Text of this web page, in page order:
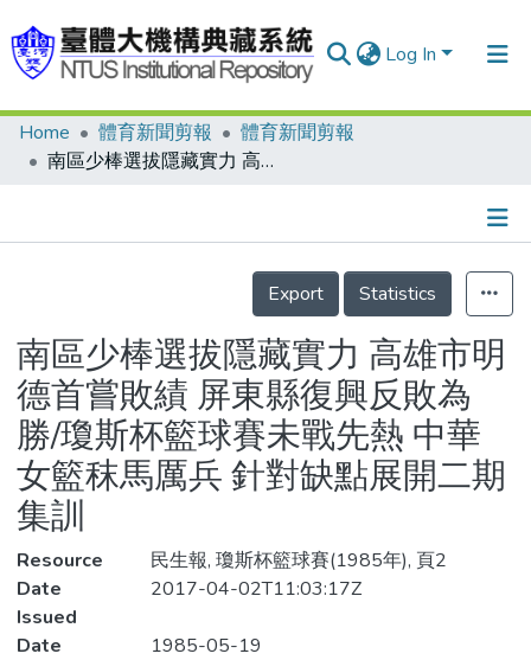
Log In
Communities & Collections
Statistics
Home 體育新聞剪報
體育新聞剪報
南區少棒選拔隱藏實力 高雄市明德首嘗敗績 屏東縣復興反敗為勝/瓊斯杯籃球賽未戰先熱 中華女籃秣馬厲兵 針對缺點展開二期集訓
Details
Export
Statistics
南區少棒選拔隱藏實力 高雄市明
德首嘗敗績 屏東縣復興反敗為
勝/瓊斯杯籃球賽未戰先熱 中華
女籃秣馬厲兵 針對缺點展開二期
集訓
Resource
民生報, 瓊斯杯籃球賽(1985年), 頁2
Date
Issued
2017-04-02T11:03:17Z
Date
1985-05-19